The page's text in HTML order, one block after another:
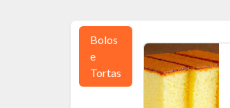
Bolos
e
Tortas